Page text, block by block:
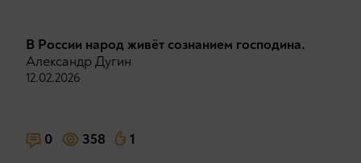
В России народ живёт сознанием господина.
Александр Дугин
12.02.2026
0 358 1